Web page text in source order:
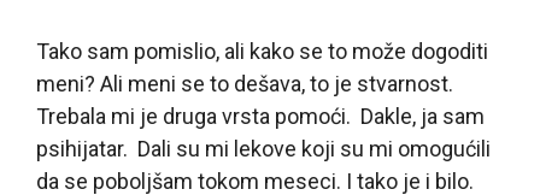
Tako sam pomislio, ali kako se to može dogoditi
meni? Ali meni se to dešava, to je stvarnost.
Trebala mi je druga vrsta pomoći. Dakle, ja sam
psihijatar. Dali su mi lekove koji su mi omogućili
da se poboljšam tokom meseci. I tako je i bilo.